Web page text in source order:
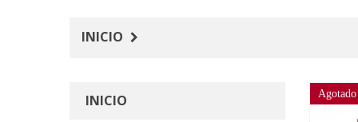
INICIO
INICIO Agotado